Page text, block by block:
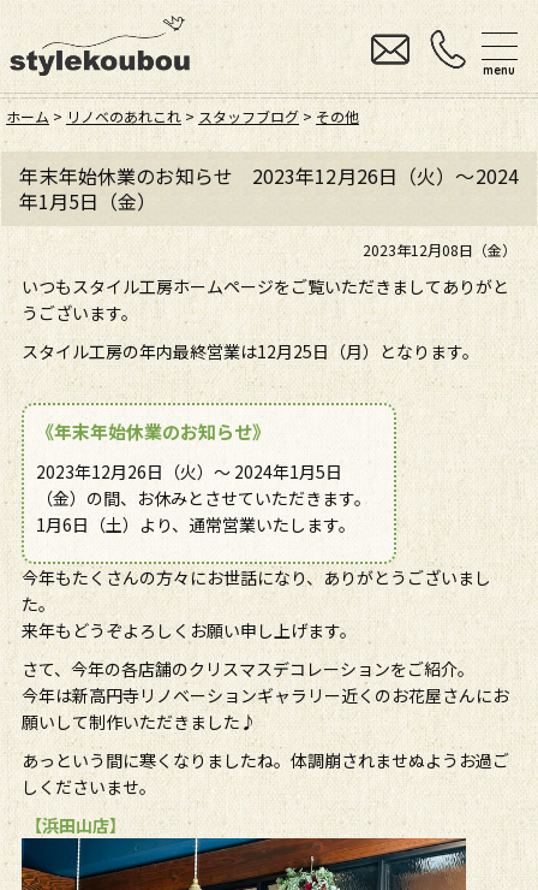
menu
ホーム > リノベのあれこれ > スタッフブログ > その他
年末年始休業のお知らせ 2023年12月26日（火）～2024
年1月5日（金）
2023年12月08日（金）
いつもスタイル工房ホームページをご覧いただきましてありがと
うございます。
スタイル工房の年内最終営業は12月25日（月）となります。
《年末年始休業のお知らせ》
2023年12月26日（火）～ 2024年1月5日
（金）の間、お休みとさせていただきます。
1月6日（土）より、通常営業いたします。
今年もたくさんの方々にお世話になり、ありがとうございまし
た。
来年もどうぞよろしくお願い申し上げます。
さて、今年の各店舗のクリスマスデコレーションをご紹介。
今年は新高円寺リノベーションギャラリー近くのお花屋さんにお
願いして制作いただきました♪
あっという間に寒くなりましたね。体調崩されませぬようお過ご
しくださいませ。
【浜田山店】